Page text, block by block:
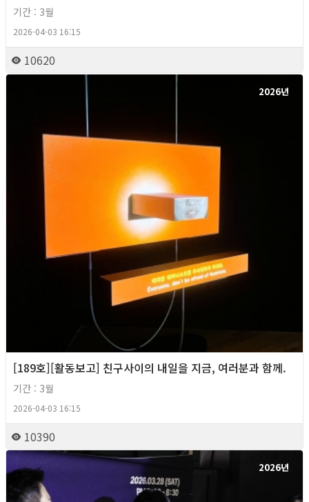
기간 : 3월
2026-04-03 16:15
10620
2026년
[189호][활동보고] 친구사이의 내일을 지금, 여러분과 함께.
기간 : 3월
2026-04-03 16:15
10390
2026년